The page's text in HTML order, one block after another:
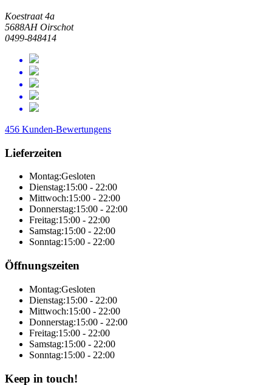
Koestraat 4a
5688AH Oirschot
0499-848414
456 Kunden-Bewertungens
Lieferzeiten
Montag:Gesloten
Dienstag:15:00 - 22:00
Mittwoch:15:00 - 22:00
Donnerstag:15:00 - 22:00
Freitag:15:00 - 22:00
Samstag:15:00 - 22:00
Sonntag:15:00 - 22:00
Öffnungszeiten
Montag:Gesloten
Dienstag:15:00 - 22:00
Mittwoch:15:00 - 22:00
Donnerstag:15:00 - 22:00
Freitag:15:00 - 22:00
Samstag:15:00 - 22:00
Sonntag:15:00 - 22:00
Keep in touch!